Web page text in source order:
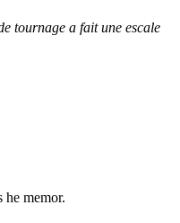
tournage a fait une escale
memor.